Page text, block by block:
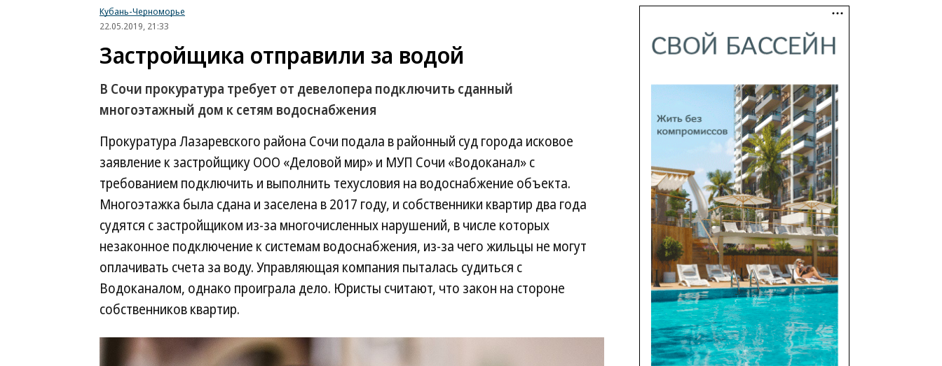
Кубань-Черноморье
22.05.2019, 21:33
Застройщика отправили за водой
В Сочи прокуратура требует от девелопера подключить сданный
многоэтажный дом к сетям водоснабжения
Прокуратура Лазаревского района Сочи подала в районный суд города исковое
заявление к застройщику ООО «Деловой мир» и МУП Сочи «Водоканал» с
требованием подключить и выполнить техусловия на водоснабжение объекта.
Многоэтажка была сдана и заселена в 2017 году, и собственники квартир два года
судятся с застройщиком из-за многочисленных нарушений, в числе которых
незаконное подключение к системам водоснабжения, из-за чего жильцы не могут
оплачивать счета за воду. Управляющая компания пыталась судиться с
Водоканалом, однако проиграла дело. Юристы считают, что закон на стороне
собственников квартир.